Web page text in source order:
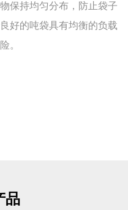
保持均匀分布，防止袋子
好的吨袋具有均衡的负载
。
品